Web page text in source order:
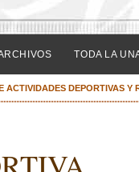
TODA LA
ACTIVIDADES DEPORTIVAS Y